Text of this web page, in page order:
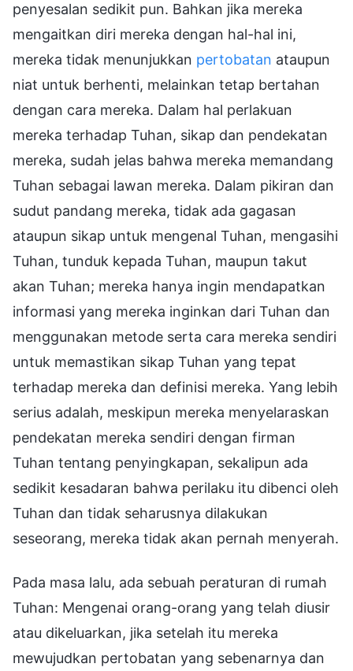
penyesalan sedikit pun. Bahkan jika mereka
mengaitkan diri mereka dengan hal-hal ini,
mereka tidak menunjukkan pertobatan ataupun
niat untuk berhenti, melainkan tetap bertahan
dengan cara mereka. Dalam hal perlakuan
mereka terhadap Tuhan, sikap dan pendekatan
mereka, sudah jelas bahwa mereka memandang
Tuhan sebagai lawan mereka. Dalam pikiran dan
sudut pandang mereka, tidak ada gagasan
ataupun sikap untuk mengenal Tuhan, mengasihi
Tuhan, tunduk kepada Tuhan, maupun takut
akan Tuhan; mereka hanya ingin mendapatkan
informasi yang mereka inginkan dari Tuhan dan
menggunakan metode serta cara mereka sendiri
untuk memastikan sikap Tuhan yang tepat
terhadap mereka dan definisi mereka. Yang lebih
serius adalah, meskipun mereka menyelaraskan
pendekatan mereka sendiri dengan firman
Tuhan tentang penyingkapan, sekalipun ada
sedikit kesadaran bahwa perilaku itu dibenci oleh
Tuhan dan tidak seharusnya dilakukan
seseorang, mereka tidak akan pernah menyerah.
Pada masa lalu, ada sebuah peraturan di rumah
Tuhan: Mengenai orang-orang yang telah diusir
atau dikeluarkan, jika setelah itu mereka
mewujudkan pertobatan yang sebenarnya dan